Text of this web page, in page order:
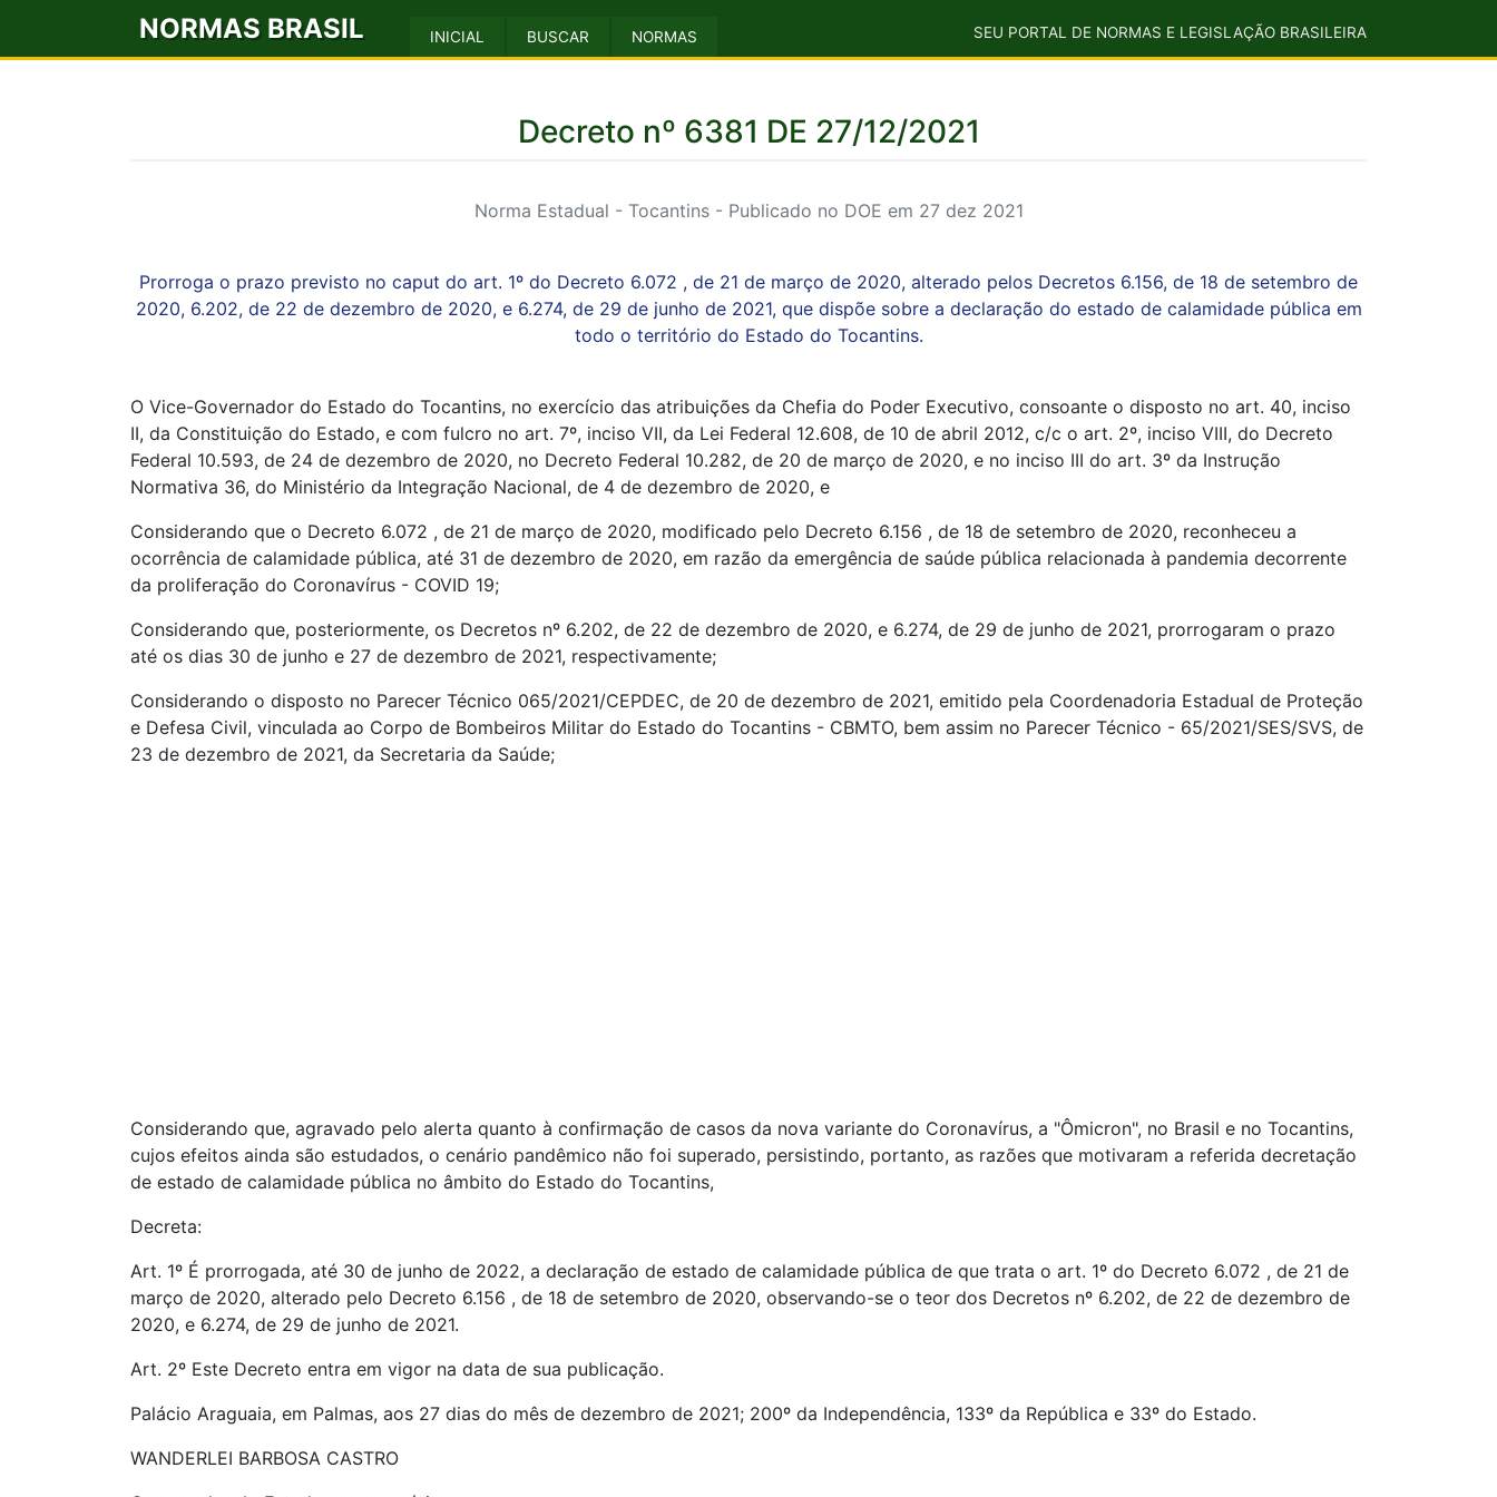
NORMAS BRASIL INICIAL BUSCAR NORMAS SEU PORTAL DE NORMAS E LEGISLAÇÃO BRASILEIRA
Decreto nº 6381 DE 27/12/2021
Norma Estadual - Tocantins - Publicado no DOE em 27 dez 2021
Prorroga o prazo previsto no caput do art. 1º do Decreto 6.072 , de 21 de março de 2020, alterado pelos Decretos 6.156, de 18 de setembro de
2020, 6.202, de 22 de dezembro de 2020, e 6.274, de 29 de junho de 2021, que dispõe sobre a declaração do estado de calamidade pública em
todo o território do Estado do Tocantins.
O Vice-Governador do Estado do Tocantins, no exercício das atribuições da Chefia do Poder Executivo, consoante o disposto no art. 40, inciso
II, da Constituição do Estado, e com fulcro no art. 7º, inciso VII, da Lei Federal 12.608, de 10 de abril 2012, c/c o art. 2º, inciso VIII, do Decreto
Federal 10.593, de 24 de dezembro de 2020, no Decreto Federal 10.282, de 20 de março de 2020, e no inciso III do art. 3º da Instrução
Normativa 36, do Ministério da Integração Nacional, de 4 de dezembro de 2020, e
Considerando que o Decreto 6.072 , de 21 de março de 2020, modificado pelo Decreto 6.156 , de 18 de setembro de 2020, reconheceu a
ocorrência de calamidade pública, até 31 de dezembro de 2020, em razão da emergência de saúde pública relacionada à pandemia decorrente
da proliferação do Coronavírus - COVID 19;
Considerando que, posteriormente, os Decretos nº 6.202, de 22 de dezembro de 2020, e 6.274, de 29 de junho de 2021, prorrogaram o prazo
até os dias 30 de junho e 27 de dezembro de 2021, respectivamente;
Considerando o disposto no Parecer Técnico 065/2021/CEPDEC, de 20 de dezembro de 2021, emitido pela Coordenadoria Estadual de Proteção
e Defesa Civil, vinculada ao Corpo de Bombeiros Militar do Estado do Tocantins - CBMTO, bem assim no Parecer Técnico - 65/2021/SES/SVS, de
23 de dezembro de 2021, da Secretaria da Saúde;
Considerando que, agravado pelo alerta quanto à confirmação de casos da nova variante do Coronavírus, a "Ômicron", no Brasil e no Tocantins,
cujos efeitos ainda são estudados, o cenário pandêmico não foi superado, persistindo, portanto, as razões que motivaram a referida decretação
de estado de calamidade pública no âmbito do Estado do Tocantins,
Decreta:
Art. 1º É prorrogada, até 30 de junho de 2022, a declaração de estado de calamidade pública de que trata o art. 1º do Decreto 6.072 , de 21 de
março de 2020, alterado pelo Decreto 6.156 , de 18 de setembro de 2020, observando-se o teor dos Decretos nº 6.202, de 22 de dezembro de
2020, e 6.274, de 29 de junho de 2021.
Art. 2º Este Decreto entra em vigor na data de sua publicação.
Palácio Araguaia, em Palmas, aos 27 dias do mês de dezembro de 2021; 200º da Independência, 133º da República e 33º do Estado.
WANDERLEI BARBOSA CASTRO